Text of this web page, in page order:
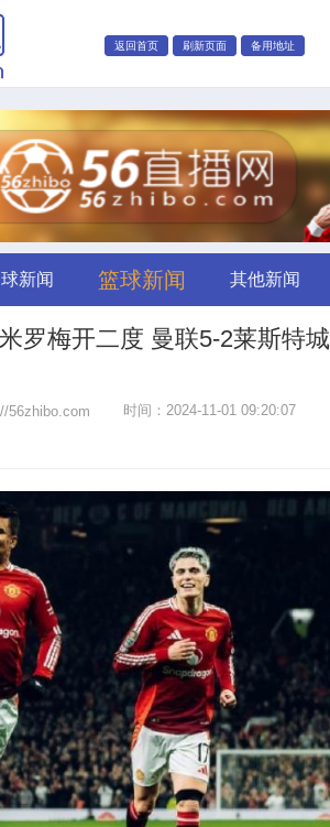
返回首页 刷新页面 备用地址
新闻 篮球新闻 其他新闻
罗梅开二度 曼联5-2莱斯特城
56zhibo.com 时间：2024-11-01 09:20:07